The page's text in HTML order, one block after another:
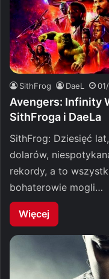
SithFrog DaeL
Avengers: Infinity
SithFroga i DaeLa
SithFrog: Dziesięć
dolarów,
rekordy, a to
bohaterowie mogli…
Więcej